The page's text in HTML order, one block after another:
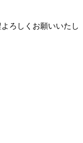
ろしくお願いいたし